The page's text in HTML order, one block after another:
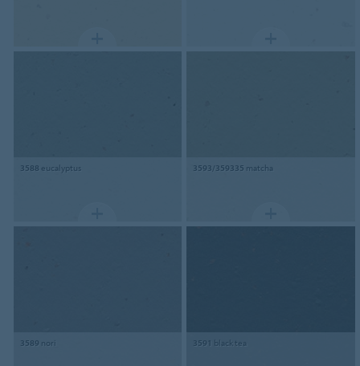
3588 eucalyptus 3593/359335 matcha
3589 nori 3591 black tea